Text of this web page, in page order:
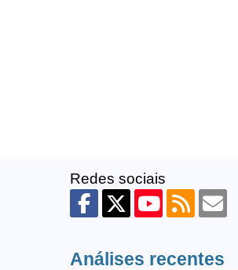
Redes sociais
Análises recentes